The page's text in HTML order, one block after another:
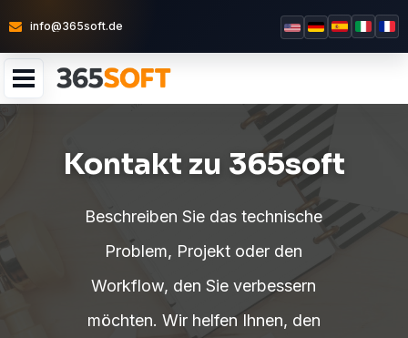
info@365soft.de
Kontakt zu 365soft
Beschreiben Sie das technische
Problem, Projekt oder den
Workflow, den Sie verbessern
möchten. Wir helfen Ihnen, den